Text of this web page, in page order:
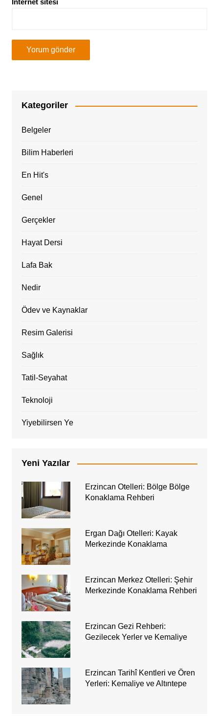
İnternet sitesi
Kategoriler
Belgeler
Bilim Haberleri
En Hit's
Genel
Gerçekler
Hayat Dersi
Lafa Bak
Nedir
Ödev ve Kaynaklar
Resim Galerisi
Sağlık
Tatil-Seyahat
Teknoloji
Yiyebilirsen Ye
Yeni Yazılar
Erzincan Otelleri: Bölge Bölge
Konaklama Rehberi
Ergan Dağı Otelleri: Kayak
Merkezinde Konaklama
Erzincan Merkez Otelleri: Şehir
Merkezinde Konaklama Rehberi
Erzincan Gezi Rehberi:
Gezilecek Yerler ve Kemaliye
Erzincan Tarihî Kentleri ve Ören
Yerleri: Kemaliye ve Altıntepe